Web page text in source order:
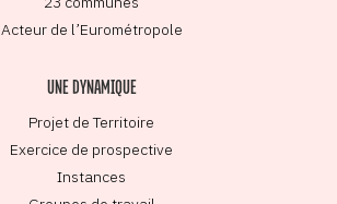
Acteur de l’Eurométropole
UNE DYNAMIQUE
Projet de Territoire
Exercice de prospective
Instances